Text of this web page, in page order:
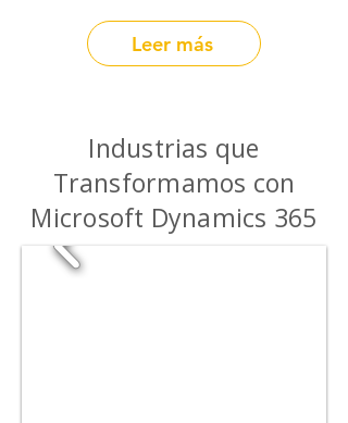
Leer más
Industrias que
Transformamos con
Microsoft Dynamics 365